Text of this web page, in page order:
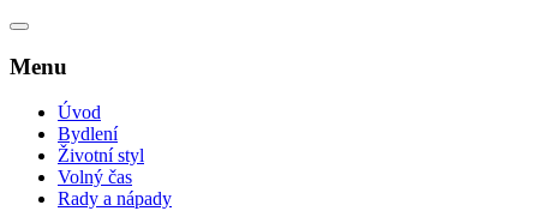
Menu
Úvod
Bydlení
Životní styl
Volný čas
Rady a nápady